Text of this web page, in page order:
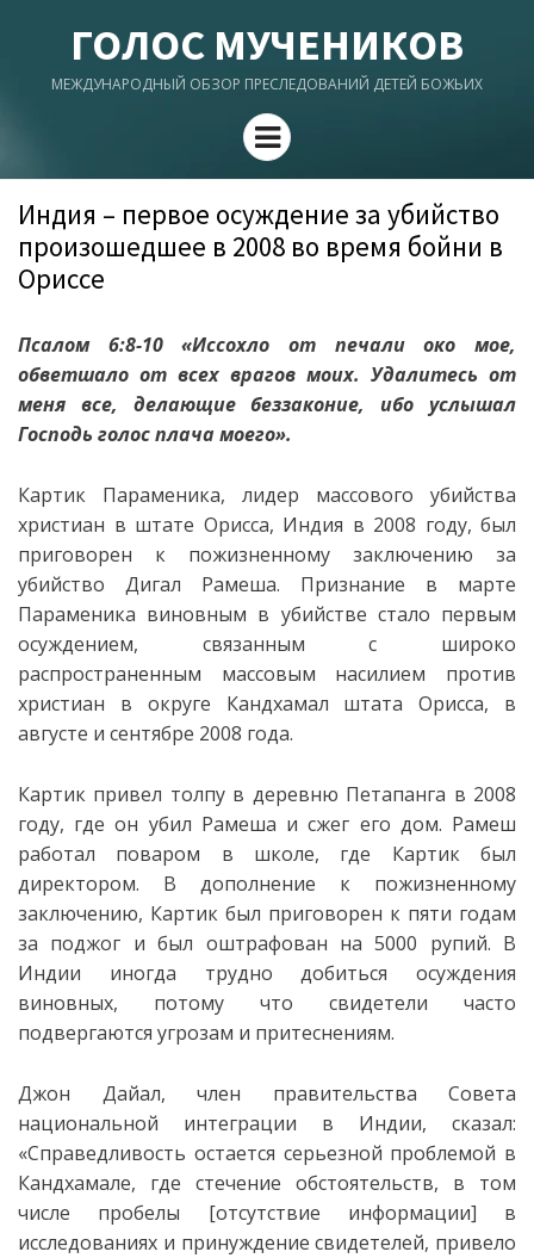
ГОЛОС МУЧЕНИКОВ
МЕЖДУНАРОДНЫЙ ОБЗОР ПРЕСЛЕДОВАНИЙ ДЕТЕЙ БОЖЬИХ
Menu
Индия – первое осуждение за убийство
произошедшее в 2008 во время бойни в
Ориссе
Псалом 6:8-10 «Иссохло от печали око мое,
обветшало от всех врагов моих. Удалитесь от
меня все, делающие беззаконие, ибо услышал
Господь голос плача моего».
Картик Параменика, лидер массового убийства
христиан в штате Орисса, Индия в 2008 году, был
приговорен к пожизненному заключению за
убийство Дигал Рамеша. Признание в марте
Параменика виновным в убийстве стало первым
осуждением, связанным с широко
распространенным массовым насилием против
христиан в округе Кандхамал штата Орисса, в
августе и сентябре 2008 года.
Картик привел толпу в деревню Петапанга в 2008
году, где он убил Рамеша и сжег его дом. Рамеш
работал поваром в школе, где Картик был
директором. В дополнение к пожизненному
заключению, Картик был приговорен к пяти годам
за поджог и был оштрафован на 5000 рупий. В
Индии иногда трудно добиться осуждения
виновных, потому что свидетели часто
подвергаются угрозам и притеснениям.
Джон Дайал, член правительства Совета
национальной интеграции в Индии, сказал:
«Справедливость остается серьезной проблемой в
Кандхамале, где стечение обстоятельств, в том
числе пробелы [отсутствие информации] в
исследованиях и принуждение свидетелей, привело